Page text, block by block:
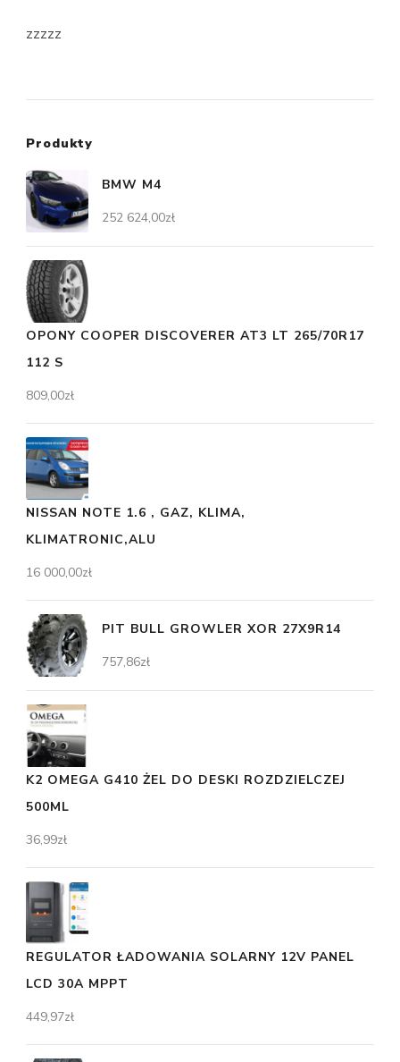
zzzzz
Produkty
BMW M4
252 624,00zł
OPONY COOPER DISCOVERER AT3 LT 265/70R17
112 S
809,00zł
NISSAN NOTE 1.6 , GAZ, KLIMA,
KLIMATRONIC,ALU
16 000,00zł
PIT BULL GROWLER XOR 27X9R14
757,86zł
K2 OMEGA G410 ŻEL DO DESKI ROZDZIELCZEJ
500ML
36,99zł
REGULATOR ŁADOWANIA SOLARNY 12V PANEL
LCD 30A MPPT
449,97zł